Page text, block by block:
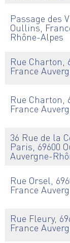
Passage des
Oullins,
Rhône-Alpes
Rue Charton,
France
Rue Charton,
France
36 Rue de la
Paris, 69600
Auvergne-
Rue Orsel,
France
Rue Fleury,
France